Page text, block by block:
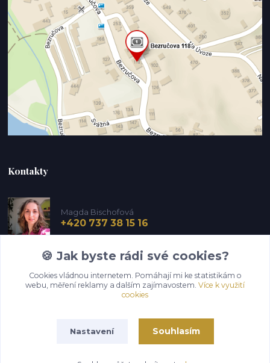
Kontakty
Magda Bischofová
+420 737 38 15 16
🍪 Jak byste rádi své cookies?
Cookies vládnou internetem. Pomáhají mi ke statistikám o
webu, měření reklamy a dalším zajímavostem. Více k využití
cookies
Nastavení Souhlasím